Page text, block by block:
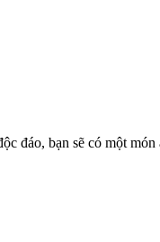
đáo, bạn sẽ có một món